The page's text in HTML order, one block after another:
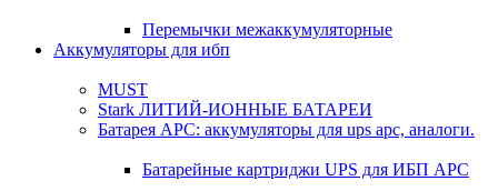
Перемычки межаккумуляторные
Аккумуляторы для ибп
MUST
Stark ЛИТИЙ-ИОННЫЕ БАТАРЕИ
Батарея APC: аккумуляторы для ups apc, аналоги.
Батарейные картриджи UPS для ИБП APC